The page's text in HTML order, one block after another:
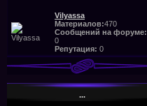
Vilyassa
Материалов:470
Сообщений на форуме:
0
Репутация: 0
...